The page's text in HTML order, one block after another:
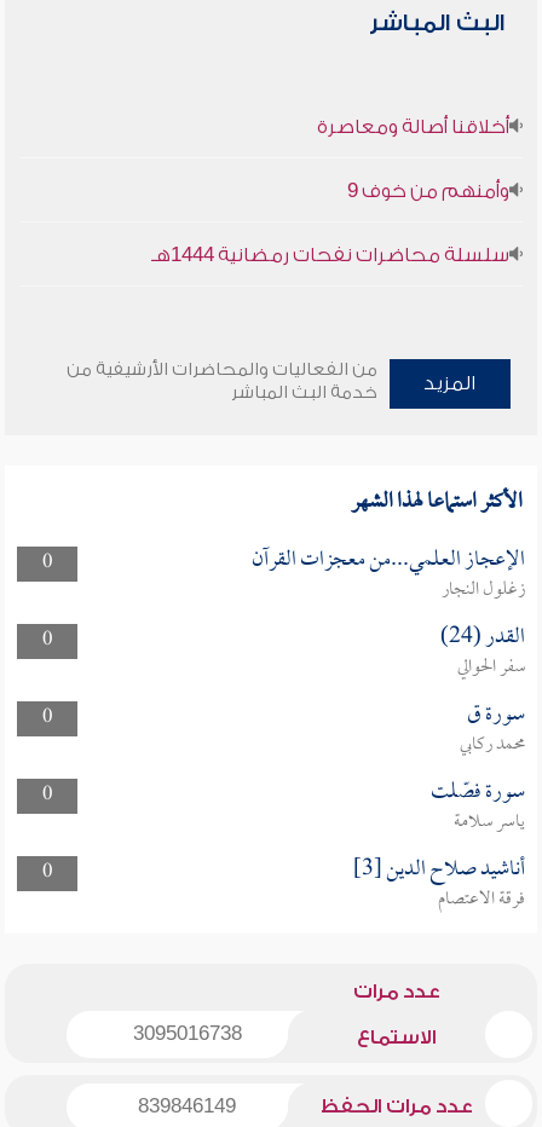
البث المباشر
أخلاقنا أصالة ومعاصرة
وأمنهم من خوف 9
سلسلة محاضرات نفحات رمضانية 1444هـ
المزيد
من الفعاليات والمحاضرات الأرشيفية من
خدمة البث المباشر
الأكثر استماعا لهذا الشهر
0 الإعجاز العلمي...من معجزات القرآن
زغلول النجار
0
القدر (24)
سفر الحوالي
0
سورة ق
محمد ركابي
0
سورة فصّلت
ياسر سلامة
0
أناشيد صلاح الدين [3]
فرقة الاعتصام
عدد مرات
الاستماع 3095016738
عدد مرات الحفظ 839846149